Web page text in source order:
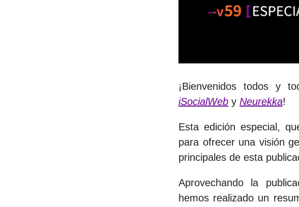
¡Bienvenidos todos y
iSocialWeb y Neurekka!
Esta edición especial,
para ofrecer una visión
principales de esta
Aprovechando la
hemos realizado un